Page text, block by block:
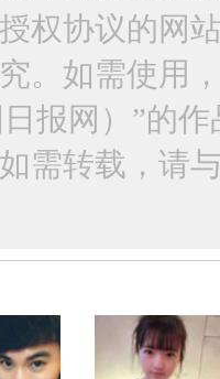
权协议的网
。如需使用
报网）”的
需转载，请